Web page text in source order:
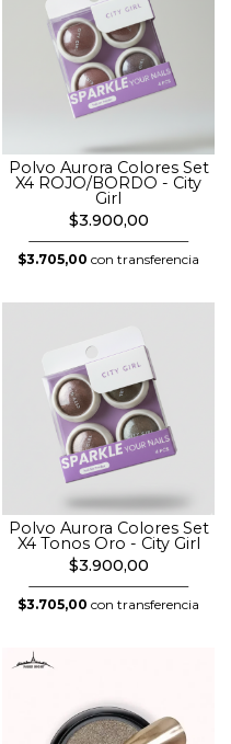
Polvo Aurora Colores Set
X4 ROJO/BORDO - City
Girl
$3.900,00
$3.705,00 con transferencia
Polvo Aurora Colores Set
X4 Tonos Oro - City Girl
$3.900,00
$3.705,00 con transferencia